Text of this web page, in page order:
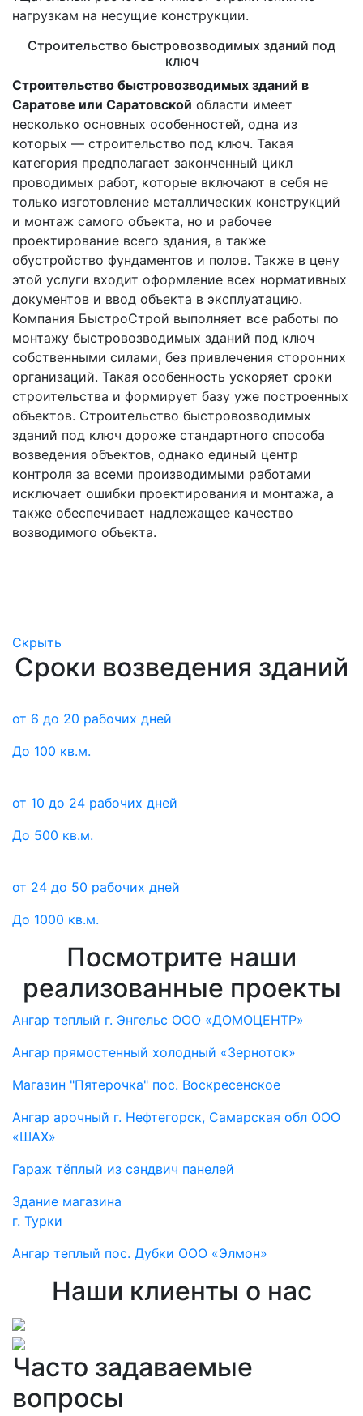
нагрузкам на несущие конструкции.
Строительство быстровозводимых зданий под
ключ
Строительство быстровозводимых зданий в
Саратове или Саратовской области имеет
несколько основных особенностей, одна из
которых — строительство под ключ. Такая
категория предполагает законченный цикл
проводимых работ, которые включают в себя не
только изготовление металлических конструкций
и монтаж самого объекта, но и рабочее
проектирование всего здания, а также
обустройство фундаментов и полов. Также в цену
этой услуги входит оформление всех нормативных
документов и ввод объекта в эксплуатацию.
Компания БыстроСтрой выполняет все работы по
монтажу быстровозводимых зданий под ключ
собственными силами, без привлечения сторонних
организаций. Такая особенность ускоряет сроки
строительства и формирует базу уже построенных
объектов. Строительство быстровозводимых
зданий под ключ дороже стандартного способа
возведения объектов, однако единый центр
контроля за всеми производимыми работами
исключает ошибки проектирования и монтажа, а
также обеспечивает надлежащее качество
возводимого объекта.
Скрыть
Сроки возведения зданий
от 6 до 20 рабочих дней
До 100 кв.м.
от 10 до 24 рабочих дней
До 500 кв.м.
от 24 до 50 рабочих дней
До 1000 кв.м.
Посмотрите наши
реализованные проекты
Ангар теплый г. Энгельс ООО «ДОМОЦЕНТР»
Ангар прямостенный холодный «Зерноток»
Магазин "Пятерочка" пос. Воскресенское
Ангар арочный г. Нефтегорск, Самарская обл ООО
«ШАХ»
Гараж тёплый из сэндвич панелей
Здание магазина
г. Турки
Ангар теплый пос. Дубки ООО «Элмон»
Наши клиенты о нас
Часто задаваемые
вопросы